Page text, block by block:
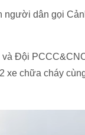
dân gọi
Đội
xe chữa cháy